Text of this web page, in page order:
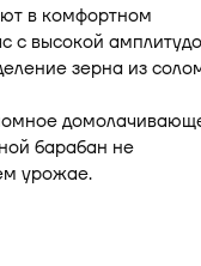
в комфортном
с высокой
зерна из
барабан не
урожае.